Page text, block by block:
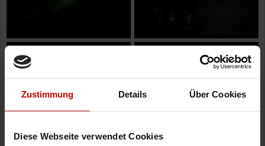
Zustimmung Details Über Cookies
Diese Webseite verwendet Cookies